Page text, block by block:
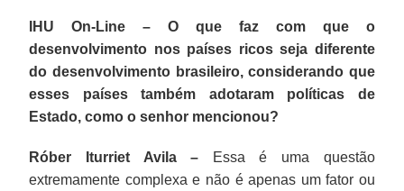
IHU On-Line – O que faz com que o
desenvolvimento nos países ricos seja diferente
do desenvolvimento brasileiro, considerando que
esses países também adotaram políticas de
Estado, como o senhor mencionou?
Róber Iturriet Avila – Essa é uma questão
extremamente complexa e não é apenas um fator ou